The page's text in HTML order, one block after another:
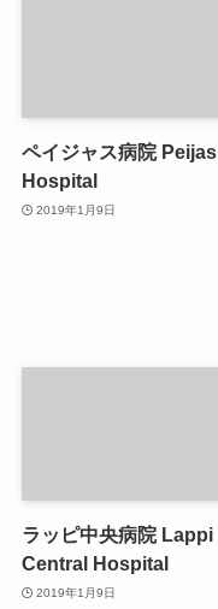
ペイジャス病院 Peijas
Hospital
2019年1月9日
ラッピ中央病院 Lappi
Central Hospital
2019年1月9日